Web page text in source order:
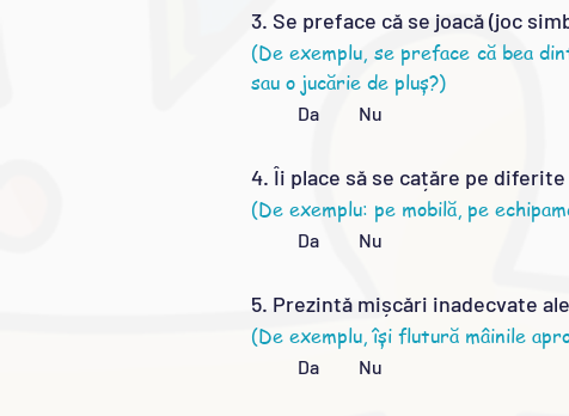
3. Se preface că se joacă (joc
(De exemplu, se preface că bea
sau o jucărie de pluș?)
Da Nu
4. Îi place să se cațăre pe
(De exemplu: pe mobilă, pe
Da Nu
5. Prezintă mișcări inadecvate
(De exemplu, își flutură mâinile
Da Nu